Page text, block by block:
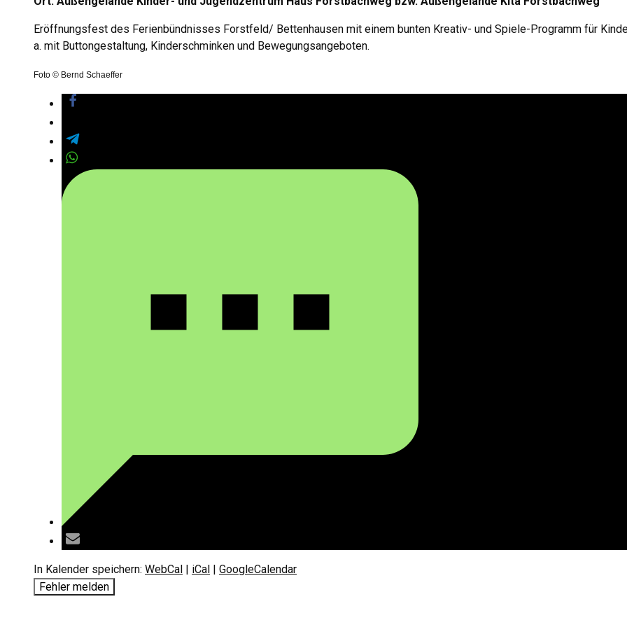
Eröffnungsfest des Ferienbündnisses Forstfeld/ Bettenhausen mit einem bunten Kreativ- und Spiele-Programm für
a. mit Buttongestaltung, Kinderschminken und Bewegungsangeboten.
Foto © Bernd Schaeffer
In Kalender speichern: WebCal | iCal | GoogleCalendar
Fehler melden